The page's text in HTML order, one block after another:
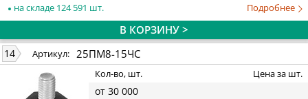
на складе 124 591 шт. Подробнее
В КОРЗИНУ >
14 Артикул: 25ПМ8-15ЧС
Кол-во, шт. Цена за шт.
от 30 000